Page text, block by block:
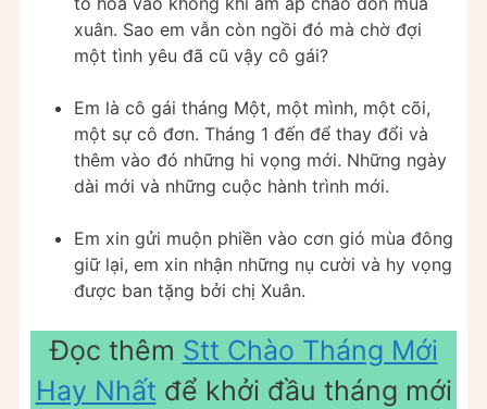
xuân. Sao em vẫn còn ngồi đó mà chờ đợi
một tình yêu đã cũ vậy cô gái?
Em là cô gái tháng Một, một mình, một cõi,
một sự cô đơn. Tháng 1 đến để thay đổi và
thêm vào đó những hi vọng mới. Những ngày
dài mới và những cuộc hành trình mới.
Em xin gửi muộn phiền vào cơn gió mùa đông
giữ lại, em xin nhận những nụ cười và hy vọng
được ban tặng bởi chị Xuân.
Đọc thêm Stt Chào Tháng Mới
Hay Nhất để khởi đầu tháng mới